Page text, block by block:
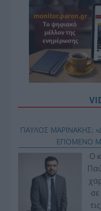
ΠΑΥΛΟΣ ΜΑΡΙΝΑΚΗΣ:
ΕΠΟΜΕΝΟ
Ο